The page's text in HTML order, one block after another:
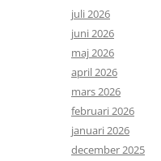
juli 2026
juni 2026
maj 2026
april 2026
mars 2026
februari 2026
januari 2026
december 2025